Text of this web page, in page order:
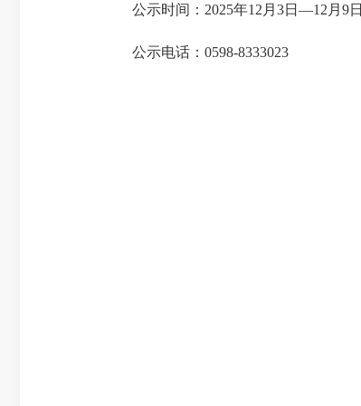
公示时间：2025年12月3日—12月9日
公示电话：0598-8333023